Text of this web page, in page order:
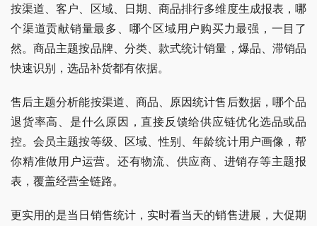
按渠道、客户、区域、日期、商品排行多维度生成报表，哪
个渠道贡献销量最多、哪个区域用户购买力最强，一目了
然。商品主题按品牌、分类、款式统计销量，爆品、滞销品
快速识别，选品补货都有依据。
售后主题分析能按渠道、商品、原因统计售后数据，哪个品
退货率高、是什么原因，直接反馈给供应链优化选品或品
控。会员主题按等级、区域、性别、年龄统计用户画像，帮
你精准做用户运营。还有物流、供应商、进销存等主题报
表，覆盖经营全链路。
更实用的是当日销售统计，实时看当天的销售进展，大促期